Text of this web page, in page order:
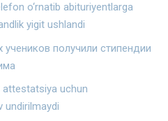
o‘rnatib abituriyentlarga
yigit ushlandi
учеников получили стипендии
attestatsiya uchun
undirilmaydi